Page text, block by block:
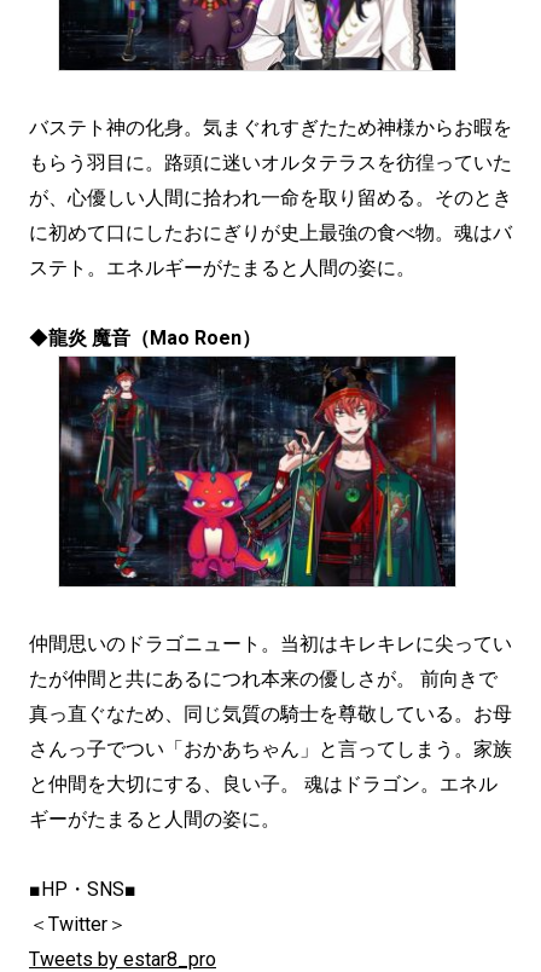
バステト神の化身。気まぐれすぎたため神様からお暇を
もらう羽目に。路頭に迷いオルタテラスを彷徨っていた
が、心優しい人間に拾われ一命を取り留める。そのとき
に初めて口にしたおにぎりが史上最強の食べ物。魂はバ
ステト。エネルギーがたまると人間の姿に。
◆龍炎 魔音（Mao Roen）
仲間思いのドラゴニュート。当初はキレキレに尖ってい
たが仲間と共にあるにつれ本来の優しさが。 前向きで
真っ直ぐなため、同じ気質の騎士を尊敬している。お母
さんっ子でつい「おかあちゃん」と言ってしまう。家族
と仲間を大切にする、良い子。 魂はドラゴン。エネル
ギーがたまると人間の姿に。
■HP・SNS■
＜Twitter＞
Tweets by estar8_pro